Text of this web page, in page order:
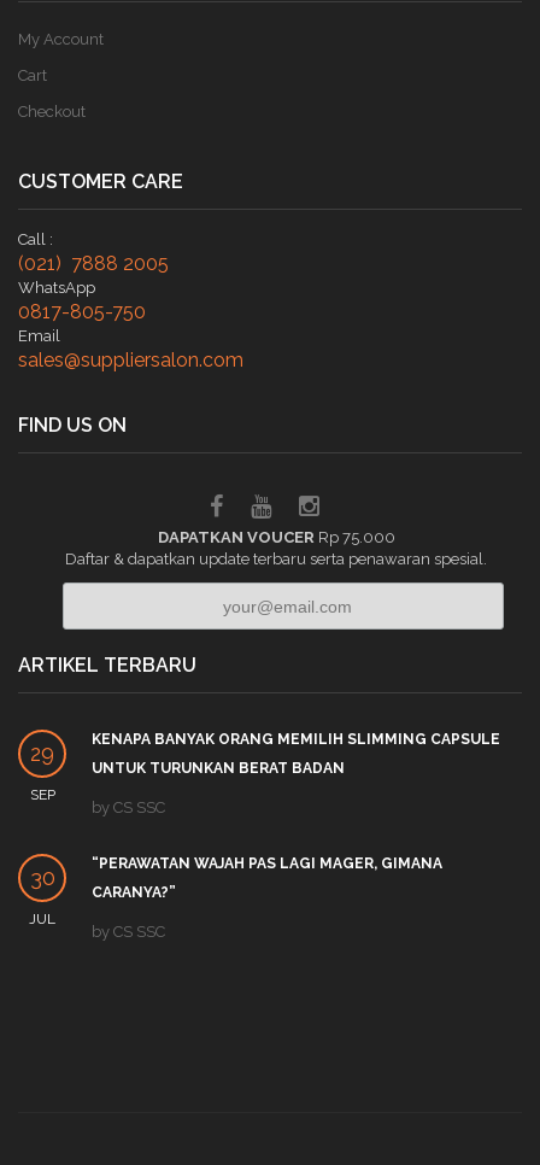
My Account
Cart
Checkout
CUSTOMER CARE
Call :
(021) 7888 2005
WhatsApp
0817-805-750
Email
sales@suppliersalon.com
FIND US ON
DAPATKAN VOUCER Rp 75.000
Daftar & dapatkan update terbaru serta penawaran spesial.
ARTIKEL TERBARU
29
SEP
KENAPA BANYAK ORANG MEMILIH SLIMMING CAPSULE
UNTUK TURUNKAN BERAT BADAN
by CS SSC
30
JUL
“PERAWATAN WAJAH PAS LAGI MAGER, GIMANA
CARANYA?”
by CS SSC